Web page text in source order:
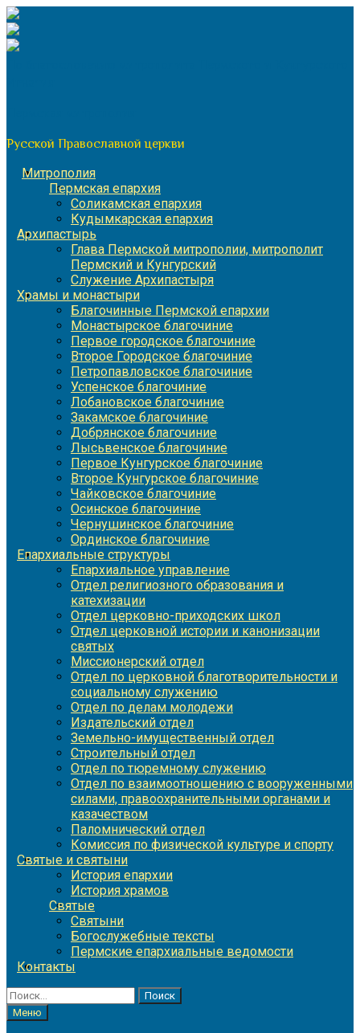
Перейти
к
содержимому
Русской Православной церкви
Митрополия
Пермская епархия
Соликамская епархия
Кудымкарская епархия
Архипастырь
Глава Пермской митрополии, митрополит
Пермский и Кунгурский
Служение Архипастыря
Храмы и монастыри
Благочинные Пермской епархии
Монастырское благочиние
Первое городское благочиние
Второе Городское благочиние
Петропавловское благочиние
Успенское благочиние
Лобановское благочиние
Закамское благочиние
Добрянское благочиние
Лысьвенское благочиние
Первое Кунгурское благочиние
Второе Кунгурское благочиние
Чайковское благочиние
Осинское благочиние
Чернушинское благочиние
Ординское благочиние
Епархиальные структуры
Епархиальное управление
Отдел религиозного образования и
катехизации
Отдел церковно-приходских школ
Отдел церковной истории и канонизации
святых
Миссионерский отдел
Отдел по церковной благотворительности и
социальному служению
Отдел по делам молодежи
Издательский отдел
Земельно-имущественный отдел
Строительный отдел
Отдел по тюремному служению
Отдел по взаимоотношению с вооруженными
силами, правоохранительными органами и
казачеством
Паломнический отдел
Комиссия по физической культуре и спорту
Святые и святыни
История епархии
История храмов
Святые
Святыни
Богослужебные тексты
Пермские епархиальные ведомости
Контакты
Найти:
Меню